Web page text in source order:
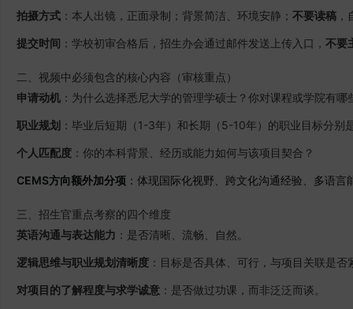
拍摄方式 ：本人出镜，正面录制；背景简洁、环境安静； 不要读稿
提交时间 ：学校初审合格后，招生办会通过邮件发送上传入口， 不要
二、视频中必须包含的核心内容（审核重点）
申请动机 ：为什么选择悉尼大学的管理学硕士？你对课程或学院有哪
职业规划 ：毕业后短期（1-3年）和长期（5-10年）的职业目标分别
个人匹配度 ：你的本科背景、经历或能力如何与该项目契合？
CEMS方向额外加分项 ：体现国际化视野、跨文化沟通经验、多语言
三、招生官重点考察的四个维度
英语沟通与表达能力 ：是否清晰、流畅、自然。
逻辑思维与职业规划清晰度 ：目标是否具体、可行，与项目关联是否
对项目的了解程度与求学诚意 ：是否做过功课，而非泛泛而谈。